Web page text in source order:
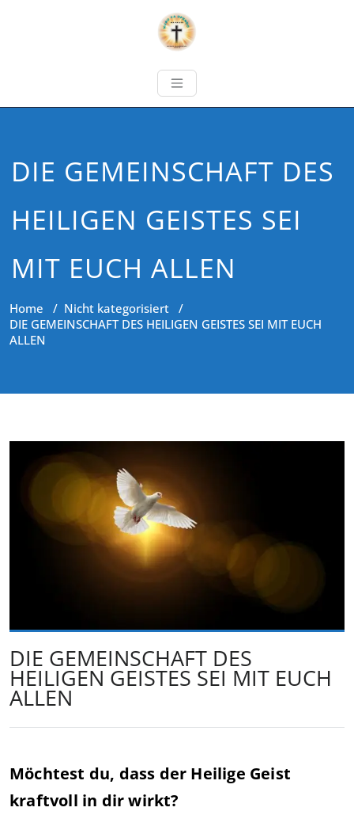
DIE GEMEINSCHAFT DES
HEILIGEN GEISTES SEI
MIT EUCH ALLEN
Home / Nicht kategorisiert /
DIE GEMEINSCHAFT DES HEILIGEN GEISTES SEI MIT EUCH
ALLEN
DIE GEMEINSCHAFT DES
HEILIGEN GEISTES SEI MIT EUCH
ALLEN
Möchtest du, dass der Heilige Geist
kraftvoll in dir wirkt?